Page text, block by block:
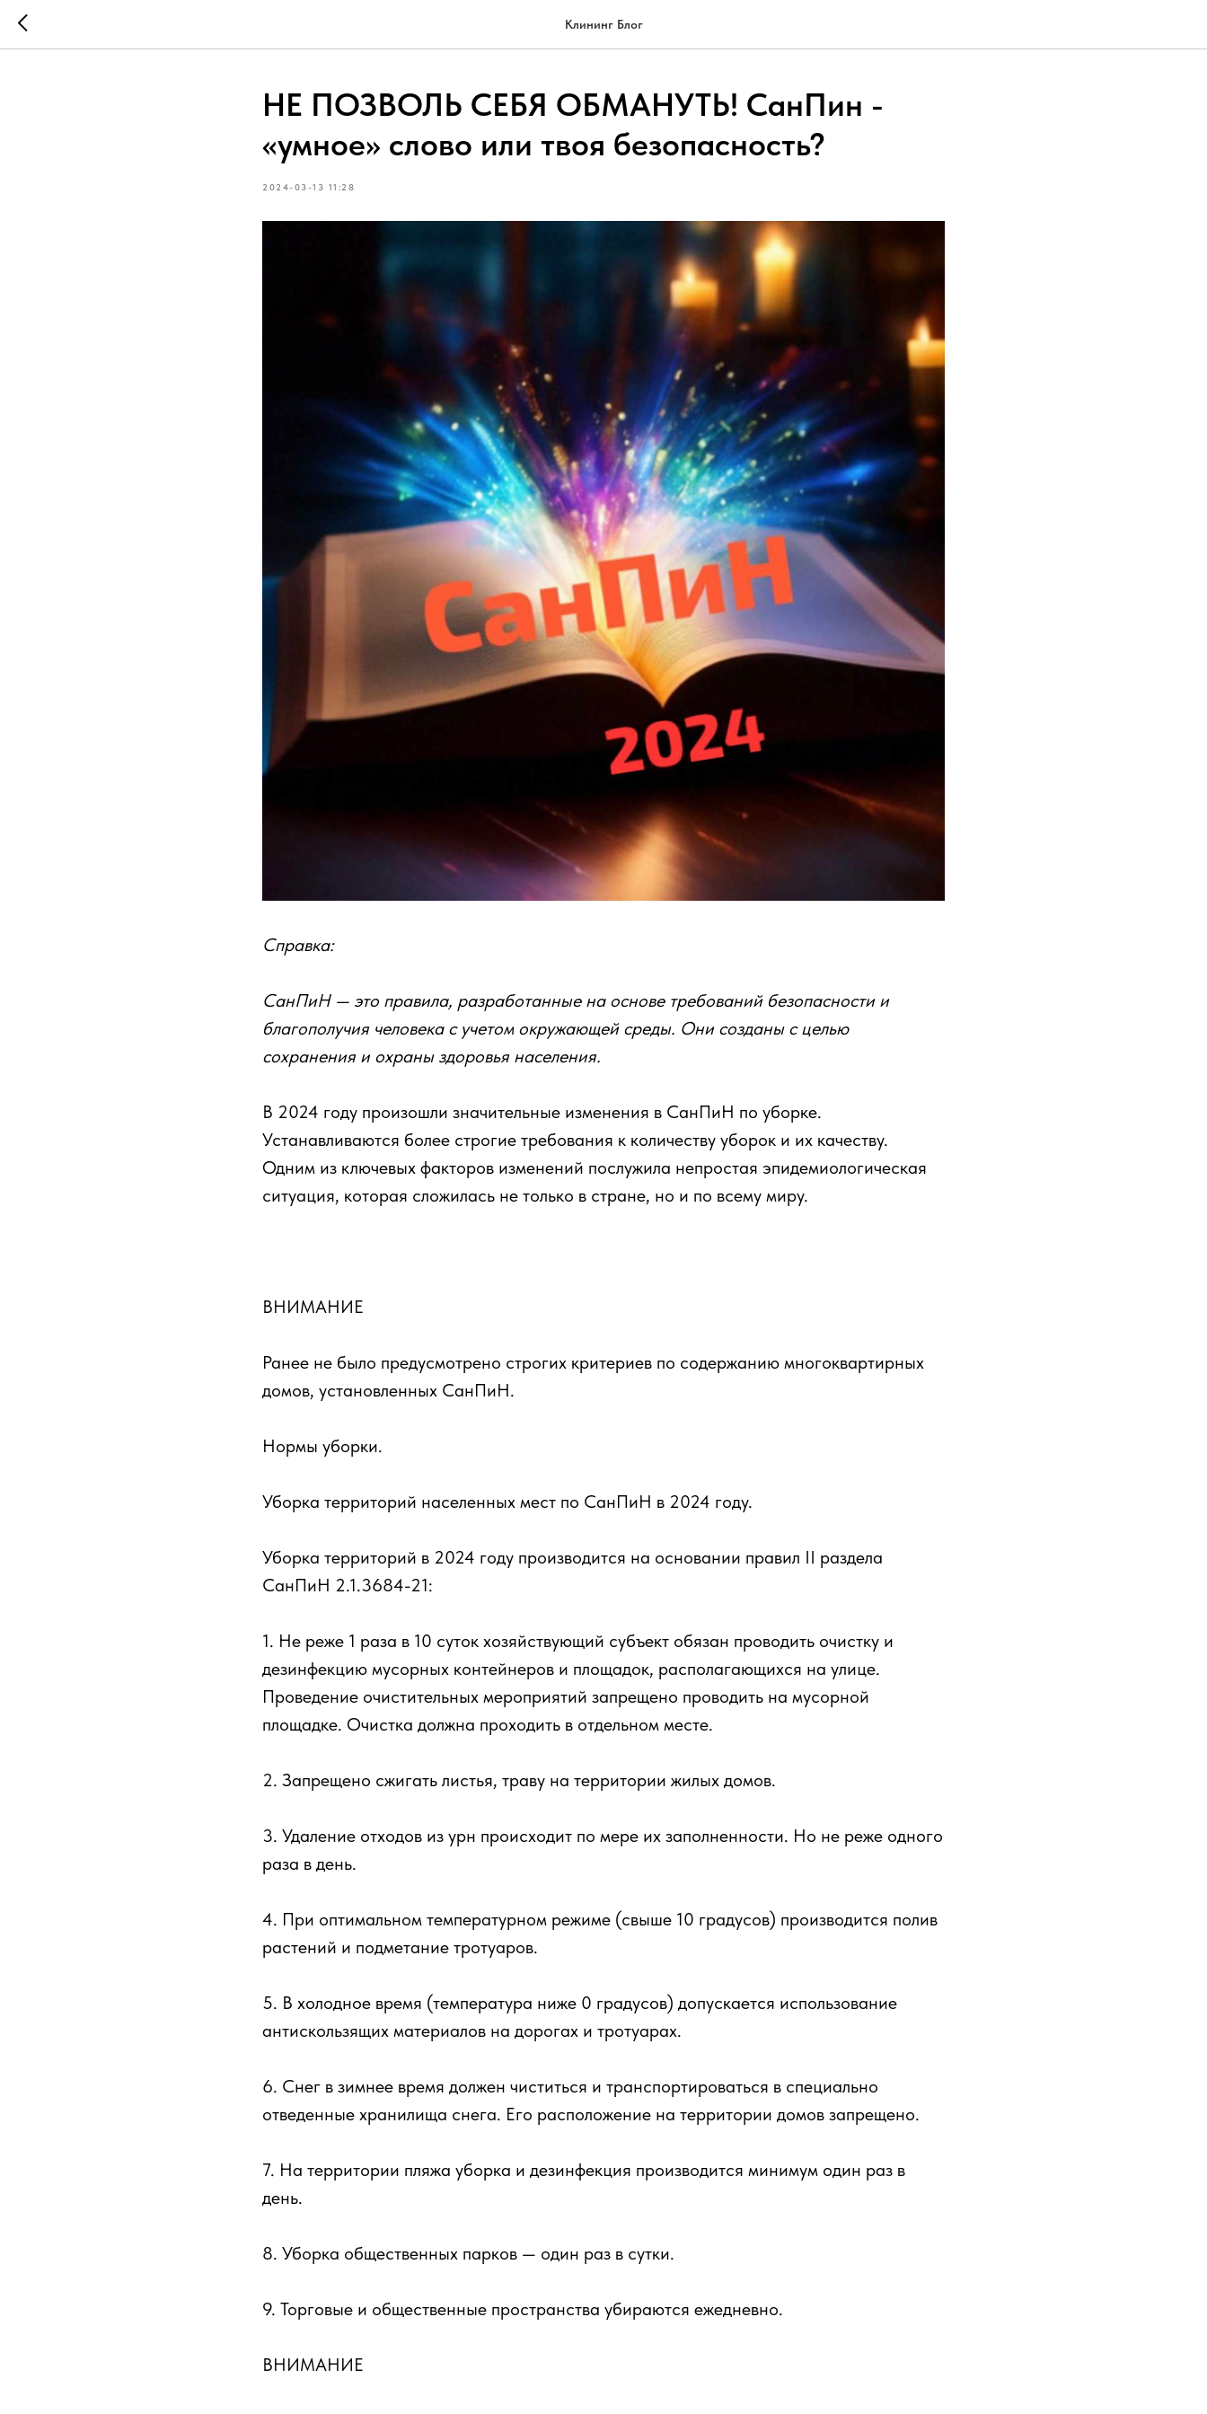
Клининг Блог
НЕ ПОЗВОЛЬ СЕБЯ ОБМАНУТЬ! СанПин -
«умное» слово или твоя безопасность?
2024-03-13 11:28
Справка:
СанПиН — это правила, разработанные на основе требований безопасности и
благополучия человека с учетом окружающей среды. Они созданы с целью
сохранения и охраны здоровья населения.
В 2024 году произошли значительные изменения в СанПиН по уборке.
Устанавливаются более строгие требования к количеству уборок и их качеству.
Одним из ключевых факторов изменений послужила непростая эпидемиологическая
ситуация, которая сложилась не только в стране, но и по всему миру.
ВНИМАНИЕ
Ранее не было предусмотрено строгих критериев по содержанию многоквартирных
домов, установленных СанПиН.
Нормы уборки.
Уборка территорий населенных мест по СанПиН в 2024 году.
Уборка территорий в 2024 году производится на основании правил II раздела
СанПиН 2.1.3684-21:
1. Не реже 1 раза в 10 суток хозяйствующий субъект обязан проводить очистку и
дезинфекцию мусорных контейнеров и площадок, располагающихся на улице.
Проведение очистительных мероприятий запрещено проводить на мусорной
площадке. Очистка должна проходить в отдельном месте.
2. Запрещено сжигать листья, траву на территории жилых домов.
3. Удаление отходов из урн происходит по мере их заполненности. Но не реже одного
раза в день.
4. При оптимальном температурном режиме (свыше 10 градусов) производится полив
растений и подметание тротуаров.
5. В холодное время (температура ниже 0 градусов) допускается использование
антискользящих материалов на дорогах и тротуарах.
6. Снег в зимнее время должен чиститься и транспортироваться в специально
отведенные хранилища снега. Его расположение на территории домов запрещено.
7. На территории пляжа уборка и дезинфекция производится минимум один раз в
день.
8. Уборка общественных парков — один раз в сутки.
9. Торговые и общественные пространства убираются ежедневно.
ВНИМАНИЕ